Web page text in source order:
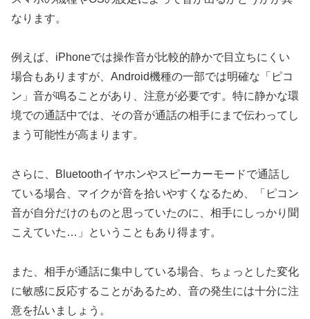
なります。
例えば、iPhoneでは操作音が比較的静かで目立ちにくい
場合もありますが、Android機種の一部では明確な「ピコ
ン」音が鳴ることがあり、注意が必要です。特に静かな環
境での通話中では、その音が通話の相手にまで伝わってし
まう可能性が高まります。
さらに、Bluetoothイヤホンやスピーカーモードで通話し
ている場合、マイクが音を拾いやすくなるため、「ピコン
音が自分だけのものと思っていたのに、相手にしっかり聞
こえていた…」ということもあり得ます。
また、相手が通話に集中している場合、ちょっとした変化
に敏感に反応することがあるため、音の発生には十分に注
意を払いましょう。